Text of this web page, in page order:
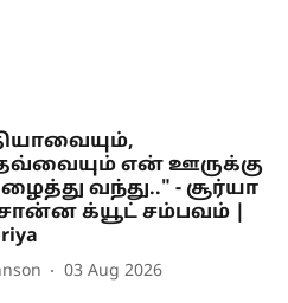
என் ஊருக்கு
வந்து.." - சூர்யா
க்யூட் சம்பவம் |
03 Aug 2026